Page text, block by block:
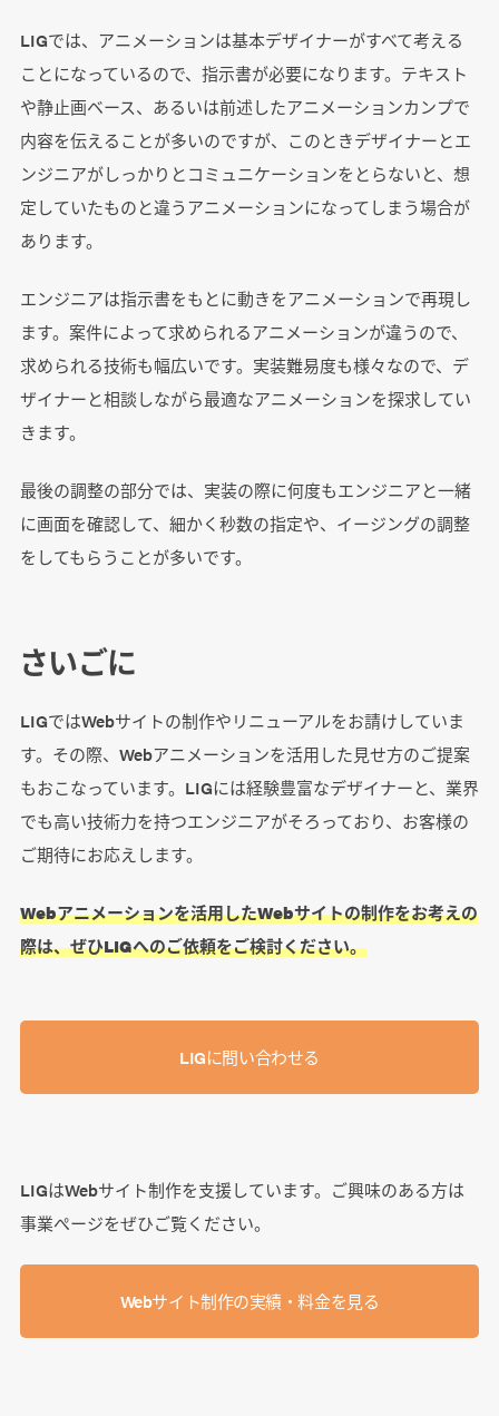
LIGでは、アニメーションは基本デザイナーがすべて考える
ことになっているので、指示書が必要になります。テキスト
や静止画ベース、あるいは前述したアニメーションカンプで
内容を伝えることが多いのですが、このときデザイナーとエ
ンジニアがしっかりとコミュニケーションをとらないと、想
定していたものと違うアニメーションになってしまう場合が
あります。
エンジニアは指示書をもとに動きをアニメーションで再現し
ます。案件によって求められるアニメーションが違うので、
求められる技術も幅広いです。実装難易度も様々なので、デ
ザイナーと相談しながら最適なアニメーションを探求してい
きます。
最後の調整の部分では、実装の際に何度もエンジニアと一緒
に画面を確認して、細かく秒数の指定や、イージングの調整
をしてもらうことが多いです。
さいごに
LIGではWebサイトの制作やリニューアルをお請けしていま
す。その際、Webアニメーションを活用した見せ方のご提案
もおこなっています。LIGには経験豊富なデザイナーと、業界
でも高い技術力を持つエンジニアがそろっており、お客様の
ご期待にお応えします。
Webアニメーションを活用したWebサイトの制作をお考えの
際は、ぜひLIGへのご依頼をご検討ください。
LIGに問い合わせる
LIGはWebサイト制作を支援しています。ご興味のある方は
事業ぺージをぜひご覧ください。
Webサイト制作の実績・料金を見る